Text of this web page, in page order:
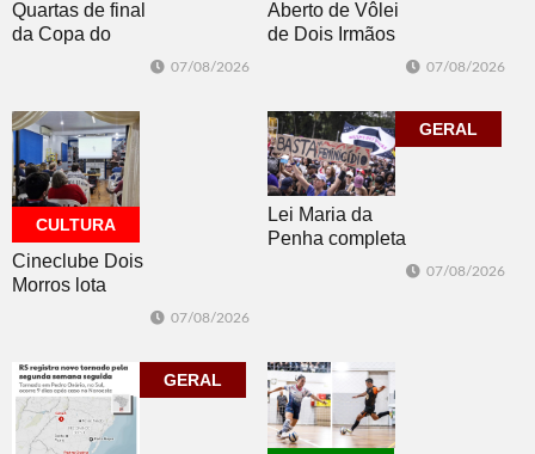
Quartas de final
da Copa do
Brasil 2026: veja
do sorteio
07/08/2026
Aberto de Vôlei
de Dois Irmãos
jogos
07/08/2026
CULTURA
Cineclube Dois
Morros lota
corpo que cai”
07/08/2026
GERAL
Lei Maria da
Penha completa
07/08/2026
GERAL